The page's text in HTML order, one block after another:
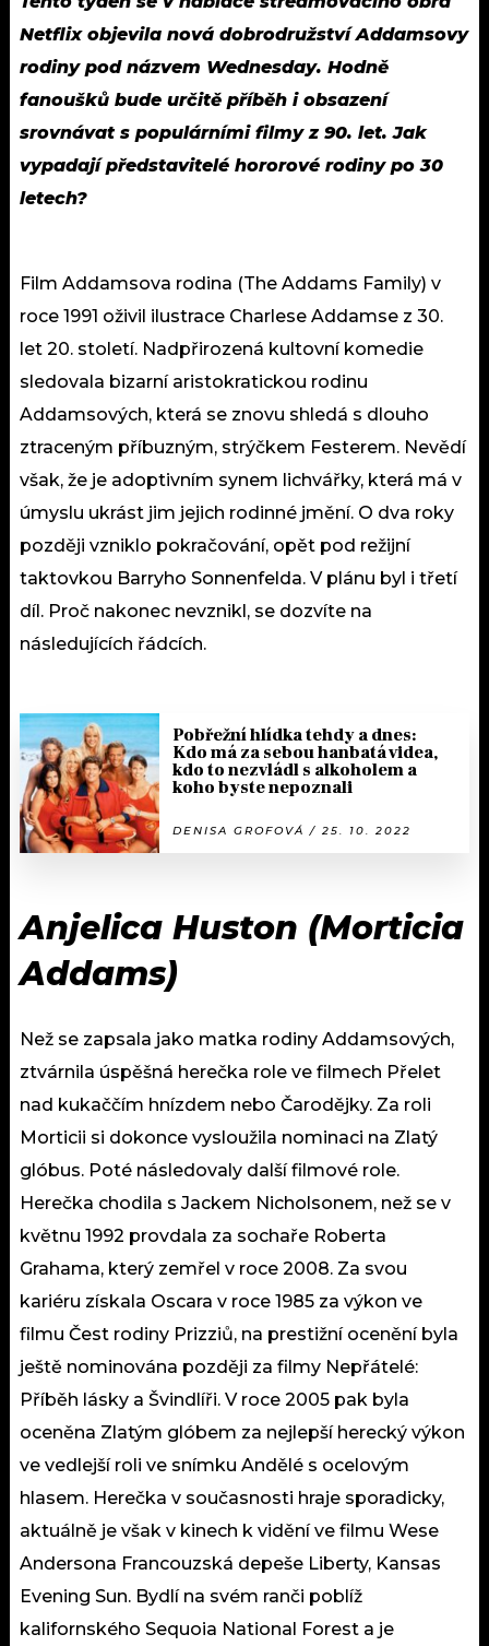
Netflix objevila nová dobrodružství Addamsovy
rodiny pod názvem Wednesday. Hodně
fanoušků bude určitě příběh i obsazení
srovnávat s populárními filmy z 90. let. Jak
vypadají představitelé hororové rodiny po 30
letech?
Film Addamsova rodina (The Addams Family) v
roce 1991 oživil ilustrace Charlese Addamse z 30.
let 20. století. Nadpřirozená kultovní komedie
sledovala bizarní aristokratickou rodinu
Addamsových, která se znovu shledá s dlouho
ztraceným příbuzným, strýčkem Festerem. Nevědí
však, že je adoptivním synem lichvářky, která má v
úmyslu ukrást jim jejich rodinné jmění. O dva roky
později vzniklo pokračování, opět pod režijní
taktovkou Barryho Sonnenfelda. V plánu byl i třetí
díl. Proč nakonec nevznikl, se dozvíte na
následujících řádcích.
Pobřežní hlídka tehdy a dnes:
Kdo má za sebou hanbatá videa,
kdo to nezvládl s alkoholem a
koho byste nepoznali
DENISA GROFOVÁ / 25. 10. 2022
Anjelica Huston (Morticia
Addams)
Než se zapsala jako matka rodiny Addamsových,
ztvárnila úspěšná herečka role ve filmech Přelet
nad kukaččím hnízdem nebo Čarodějky. Za roli
Morticii si dokonce vysloužila nominaci na Zlatý
glóbus. Poté následovaly další filmové role.
Herečka chodila s Jackem Nicholsonem, než se v
květnu 1992 provdala za sochaře Roberta
Grahama, který zemřel v roce 2008. Za svou
kariéru získala Oscara v roce 1985 za výkon ve
filmu Čest rodiny Prizziů, na prestižní ocenění byla
ještě nominována později za filmy Nepřátelé:
Příběh lásky a Švindlíři. V roce 2005 pak byla
oceněna Zlatým glóbem za nejlepší herecký výkon
ve vedlejší roli ve snímku Andělé s ocelovým
hlasem. Herečka v současnosti hraje sporadicky,
aktuálně je však v kinech k vidění ve filmu Wese
Andersona Francouzská depeše Liberty, Kansas
Evening Sun. Bydlí na svém ranči poblíž
kalifornského Sequoia National Forest a je